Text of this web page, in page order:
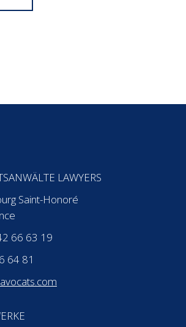
LAWYERS
Saint-Honoré
66 63 19
64 81